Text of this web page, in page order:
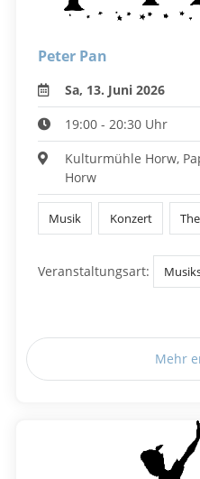
Peter Pan
Sa, 13. Juni 2026
19:00 - 20:30 Uhr
Kulturmühle Horw,
Horw
Musik Konzert
Veranstaltungsart:
Mehr